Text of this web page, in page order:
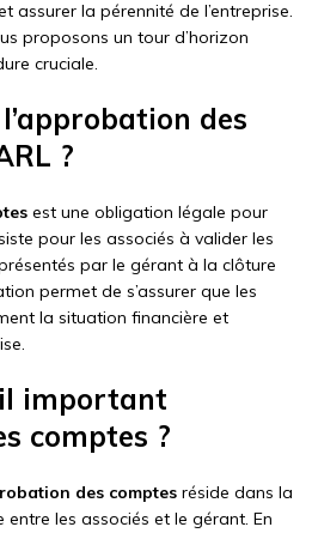
assurer la pérennité de l’entreprise.
proposons un tour d’horizon
cruciale.
des
?
est une obligation légale pour
pour les associés à valider les
par le gérant à la clôture
permet de s’assurer que les
la situation financière et
important
comptes ?
des comptes réside dans la
entre les associés et le gérant. En